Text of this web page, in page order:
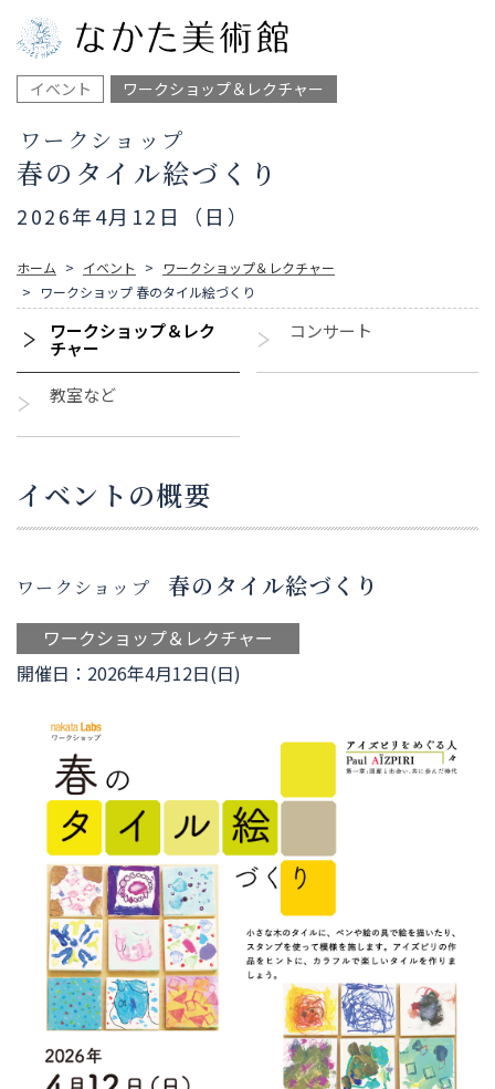
イベント ワークショップ＆レクチャー
ワークショップ
春のタイル絵づくり
2026年4月12日（日）
ホーム イベント
ワークショップ＆レクチャー
ワークショップ 春のタイル絵づくり
ワークショップ＆レク
チャー
コンサート
教室など
イベントの概要
ワークショップ 春のタイル絵づくり
ワークショップ＆レクチャー
開催日：2026年4月12日(日)